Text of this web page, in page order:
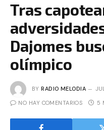
Tras
Dajomes
olímpico
BY RADIO MELODIA
NO HAY COMENTARIOS 5